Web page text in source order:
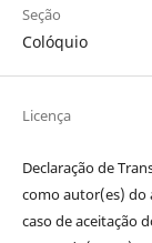
Seção
Colóquio
Licença
Declaração de
como autor(es) do
caso de aceitação